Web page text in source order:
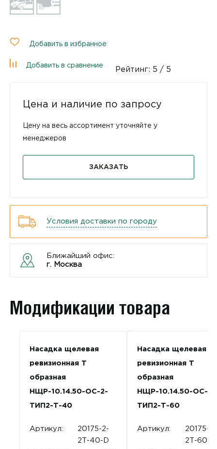
Добавить в избранное
Добавить в сравнение
Рейтинг: 5 / 5
Цена и наличие по запросу
Цену на весь ассортимент уточняйте у
менеджеров
ЗАКАЗАТЬ
Условия доставки по городу
Ближайший офис:
г. Москва
Модификации товара
Насадка щелевая
ревизионная Т
образная
НЩР-10.14.50-ОС-2-
ТИП2-Т-40
Артикул:
20175-2-
2Т-40-D
Насадка щелевая
ревизионная Т
образная
НЩР-10.14.50-ОС-2-
ТИП2-Т-60
Артикул:
20175-2-
2Т-60-D